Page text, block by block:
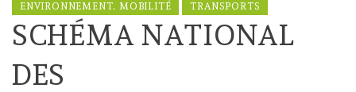
ENVIRONNEMENT, MOBILITÉ TRANSPORTS
SCHÉMA NATIONAL
DES